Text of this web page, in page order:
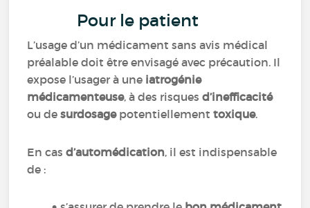
Pour le patient
L’usage d’un médicament sans avis médical
préalable doit être envisagé avec précaution. Il
expose l’usager à une iatrogénie
médicamenteuse, à des risquesd’inefficacité
ou desurdosage potentiellementtoxique.
En casd’automédication, il est indispensable
de :